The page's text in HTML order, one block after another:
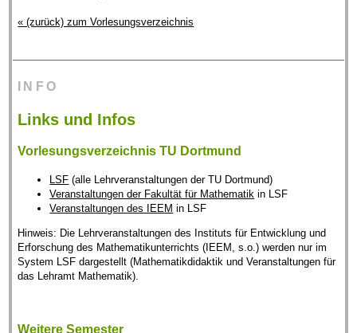
« (zurück) zum Vorlesungsverzeichnis
INFO
Links und Infos
Vorlesungsverzeichnis TU Dortmund
LSF (alle Lehrveranstaltungen der TU Dortmund)
Veranstaltungen der Fakultät für Mathematik in LSF
Veranstaltungen des IEEM in LSF
Hinweis: Die Lehrveranstaltungen des Instituts für Entwicklung und
Erforschung des Mathematikunterrichts (IEEM, s.o.) werden nur im
System LSF dargestellt (Mathematikdidaktik und Veranstaltungen für
das Lehramt Mathematik).
Weitere Semester